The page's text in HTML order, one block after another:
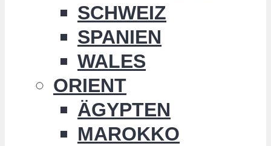
SCHWEIZ
SPANIEN
WALES
ORIENT
ÄGYPTEN
MAROKKO